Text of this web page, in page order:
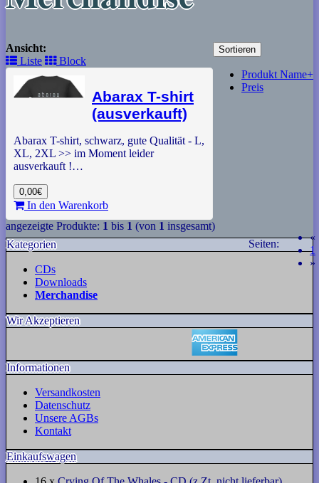
Sortieren
Produkt Name+
Preis
Ansicht:
Liste
Block
Abarax T-shirt
(ausverkauft)
Abarax T-shirt, schwarz, gute Qualität - L,
XL, 2XL >> im Moment leider
ausverkauft !…
0,00€
In den Warenkorb
angezeigte Produkte: 1 bis 1 (von 1 insgesamt)
«
1
»
Seiten:
Kategorien
CDs
Downloads
Merchandise
Wir Akzeptieren
Informationen
Versandkosten
Datenschutz
Unsere AGBs
Kontakt
Einkaufswagen